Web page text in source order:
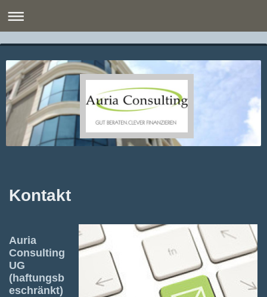
Kontakt
Auria
Consulting
UG
(haftungsb
eschränkt)